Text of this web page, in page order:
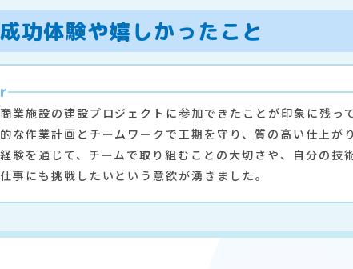
功体験や嬉しかったこと
業施設の建設プロジェクトに参加できたことが印象に残っ
な作業計画とチームワークで工期を守り、質の高い仕上が
験を通じて、チームで取り組むことの大切さや、自分の技
事にも挑戦したいという意欲が湧きました。